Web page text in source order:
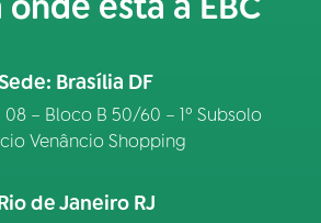
Brasília DF
08 – Bloco B 50/60 – 1º Subsolo
Venâncio Shopping
de Janeiro RJ